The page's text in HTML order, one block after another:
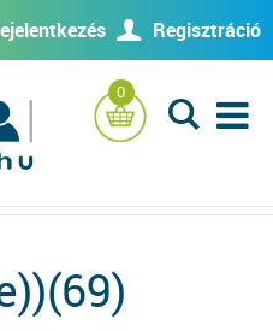
U Regisztráció
0
L